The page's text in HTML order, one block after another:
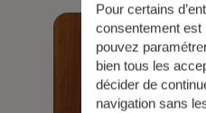
Pour certains
consentement est
pouvez
bien tous les
décider de
navigation sans